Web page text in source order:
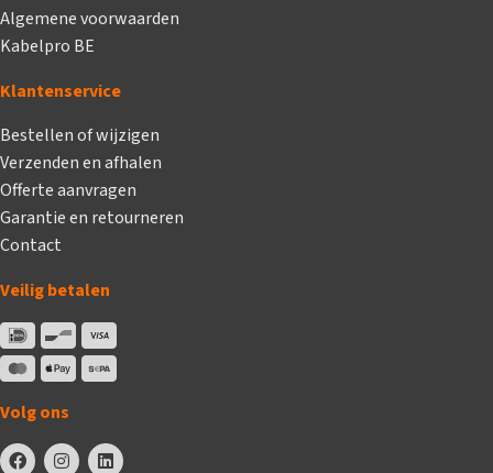
Algemene voorwaarden
Kabelpro BE
Klantenservice
Bestellen of wijzigen
Verzenden en afhalen
Offerte aanvragen
Garantie en retourneren
Contact
Veilig betalen
Volg ons